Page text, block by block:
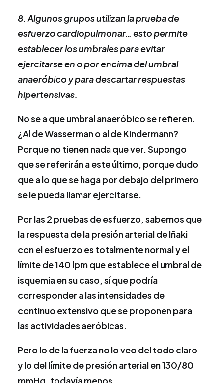
8. Algunos grupos utilizan la prueba de
esfuerzo cardiopulmonar… esto permite
establecer los umbrales para evitar
ejercitarse en o por encima del umbral
anaeróbico y para descartar respuestas
hipertensivas.
No se a que umbral anaeróbico se refieren.
¿Al de Wasserman o al de Kindermann?
Porque no tienen nada que ver. Supongo
que se referirán a este último, porque dudo
que a lo que se haga por debajo del primero
se le pueda llamar ejercitarse.
Por las 2 pruebas de esfuerzo, sabemos que
la respuesta de la presión arterial de Iñaki
con el esfuerzo es totalmente normal y el
límite de 140 lpm que establece el umbral de
isquemia en su caso, sí que podría
corresponder a las intensidades de
continuo extensivo que se proponen para
las actividades aeróbicas.
Pero lo de la fuerza no lo veo del todo claro
y lo del límite de presión arterial en 130/80
mmHg, todavía menos.